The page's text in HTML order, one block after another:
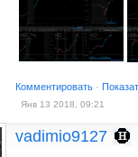
Комментировать ·
Янв 13 2018, 09:21
vadimio9127